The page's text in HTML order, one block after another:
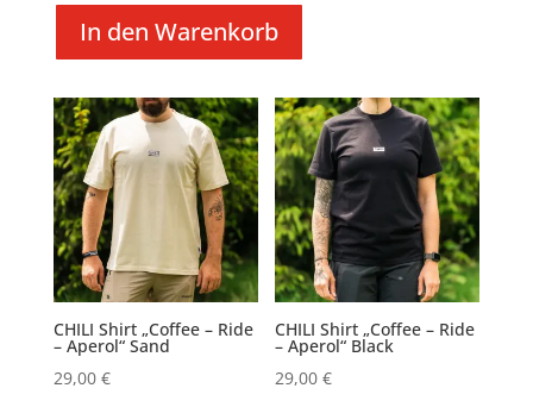
In den Warenkorb
CHILI Shirt „Coffee – Ride
– Aperol“ Sand
29,00 €
CHILI Shirt „Coffee – Ride
– Aperol“ Black
29,00€